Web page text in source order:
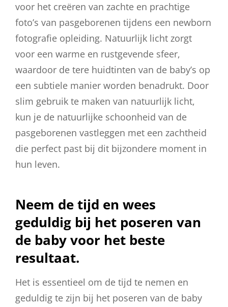
voor het creëren van zachte en prachtige
foto’s van pasgeborenen tijdens een newborn
fotografie opleiding. Natuurlijk licht zorgt
voor een warme en rustgevende sfeer,
waardoor de tere huidtinten van de baby’s op
een subtiele manier worden benadrukt. Door
slim gebruik te maken van natuurlijk licht,
kun je de natuurlijke schoonheid van de
pasgeborenen vastleggen met een zachtheid
die perfect past bij dit bijzondere moment in
hun leven.
Neem de tijd en wees
geduldig bij het poseren van
de baby voor het beste
resultaat.
Het is essentieel om de tijd te nemen en
geduldig te zijn bij het poseren van de baby